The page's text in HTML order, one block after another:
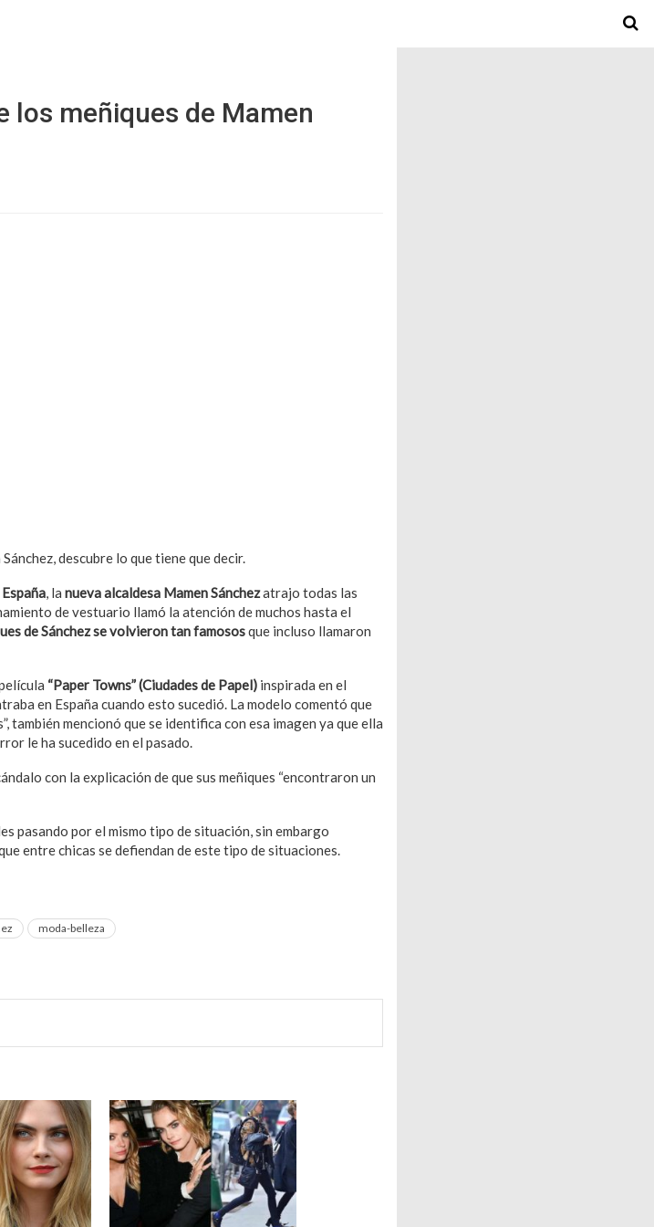
los meñiques de Mamen
descubre lo que tiene que decir.
, la nueva alcaldesa Mamen Sánchezatrajo todas las
de vestuario llamó la atención de muchos hasta el
de Sánchez se volvieron tan famososque incluso llamaron
“Paper Towns” (Ciudades de Papel) inspirada en el
en España cuando esto sucedió. La modelo comentó que
también mencionó que se identifica con esa imagen ya que ella
le ha sucedido en el pasado.
con la explicación de que sus meñiques “encontraron un
pasando por el mismo tipo de situación, sin embargo
entre chicas se defiendan de este tipo de situaciones.
moda-belleza